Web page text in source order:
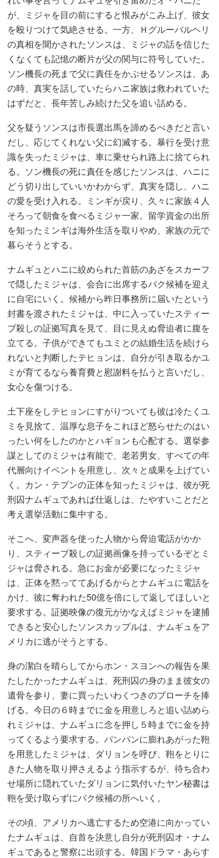
が、ミジャを目の前にすると恨みがこみ上げ、彼女
を殴りつけて気絶させる。一方、Ｈグルーバルヘリ
の真相を聞かされたソンスは、ミジャの話を信じた
くなくても記憶の断片が父の関与に符号していた。
ソン機長の死まで父に責任をかぶせるソンスは、あ
の時、真実を話していたらハニ家族は救われていた
はずだと、長年苦しみ続けた父を追い詰める。
父を疑うソンスは市長選出馬を諦めるべきだと言い
だし、応じてくれない父に幻滅する。暴行を受け意
識を失ったミジャは、車に乗せられ路上に捨てられ
る。ソン機長の死に責任を感じたソンスは、ハニに
どう切り出していいかわからず、真実を隠し、ハニ
の愛を受け入れる。ミンギが戻り、久々に家族４人
そろって朝食を食べるミジャ一家。留学資金の出所
を知ったミンギは海外生活を取りやめ、家族の元で
暮らそうとする。
ナムギュとハニに絞められた首筋のあざをスカーフ
で隠したミジャは、会合に出席するパク候補を迎え
に自宅にいく。候補から昨日事務所に届いたという
封書を渡されたミジャは、中に入っていたスティー
ブ殺しの証拠写真を見て、目に見えぬ脅迫者に腹を
立てる。子供ができてもユミとの結婚生活を続けら
れないと判断したテヒョンは、自分が引き取るかユ
ミが育てるなら養育費と慰謝料を払うと言いだし、
女心を傷つける。
土下座をしテヒョンにすがりついても彼は冷たくユ
ミを見捨て、温厚な息子をこれほど怒らせたのはい
ったい何をしたのかとハギョンも心配する。選挙参
謀としてのミジャは有能で、老若男女、すべての年
代層向けイベントを用意し、次々と成果を上げてい
く。カン・テプンの正体を知ったミジャは、彼が死
刑囚ナムギュであれば仕返しは、たやすいことだと
考え選挙活動に集中する。
そこへ、変声器を使った人物から脅迫電話がかか
り、スティーブ殺しの証拠画像を持っているぞとミ
ジャは脅される。急にお金が必要になったミジャ
は、正体を黙っててあげるからとナムギュに電話を
かけ、彼に奪われた50億を倍にして返してほしいと
要求する。証拠映像の復元がかなえばミジャを逮捕
できると安心したソンスカップルは、ナムギュをア
メリカに逃がそうとする。
身の潔白を晴らしてからホン・スヨンへの報告を果
たしたかったナムギュは、死刑囚の身のまま彼女の
遺骨を参り、妻に買ったいわくつきのブローチを捧
げる。今日の６時までに金を用意しろと追い詰めら
れミジャは、ナムギュに念を押し５時までに金を持
ってくるよう要求する。パンパンに膨れあがった鞄
を用意したミジャは、ダリョンを呼び、鞄をとりに
きた人物を取り押さえるよう指示するが、待ち合わ
せ場所に隠れていたダリョンに気付いたヤン秘書は
鞄を受け取らずにパク候補の所へいく。
その頃、アメリカへ逃亡するため空港に向かってい
たナムギュは、自首を決意し自分が死刑囚オ・ナム
ギュであると警察に出頭する。韓国ドラマ・あらす